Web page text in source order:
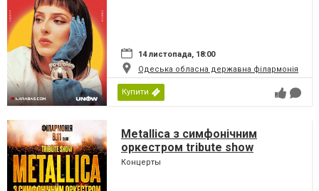
14 листопада, 18:00
Одеська обласна державна філармонія
Купити
Metallica з симфонiчним
оркестром tribute show
Концерты